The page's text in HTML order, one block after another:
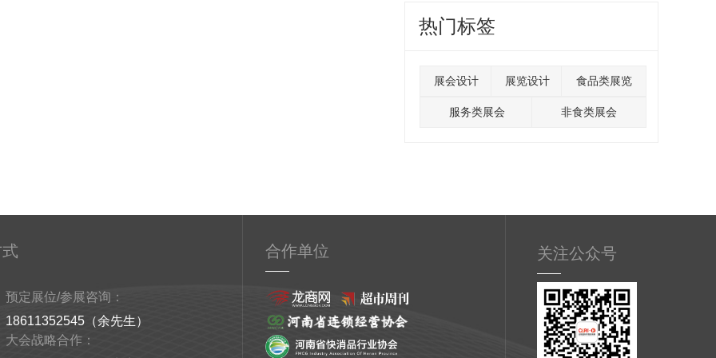
热门标签
展会设计 展览设计 食品类展览
服务类展会 非食类展会
预定展位/参展咨询：
18611352545（余先生）
大会战略合作：
合作单位 关注公众号